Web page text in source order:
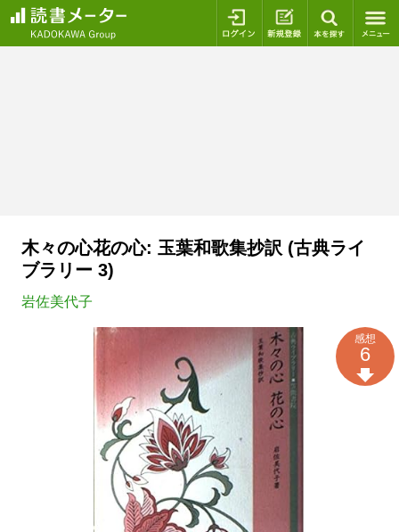
ログイン 新規登録
木々の心花の心: 玉葉和歌集抄訳 (古典ライ
ブラリー 3)
岩佐美代子
感想
6